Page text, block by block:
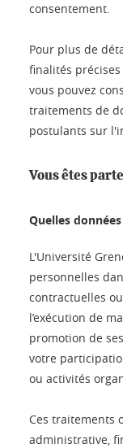
consentement.
Pour plus de
finalités
vous pouvez
traitements de
postulants sur
Vous êtes
Quelles
L'Université
personnelles
contractuelles
l’exécution de
promotion de
votre
ou activités
Ces traitements
administrative,